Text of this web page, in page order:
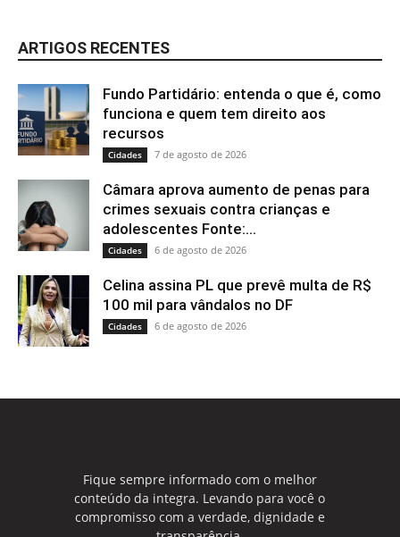
ARTIGOS RECENTES
Fundo Partidário: entenda o que é, como
funciona e quem tem direito aos
recursos
Cidades 7 de agosto de 2026
Câmara aprova aumento de penas para
crimes sexuais contra crianças e
adolescentes Fonte:...
Cidades 6 de agosto de 2026
Celina assina PL que prevê multa de R$
100 mil para vândalos no DF
Cidades 6 de agosto de 2026
Fique sempre informado com o melhor
conteúdo da integra. Levando para você o
compromisso com a verdade, dignidade e